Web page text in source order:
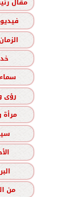
رؤى
من